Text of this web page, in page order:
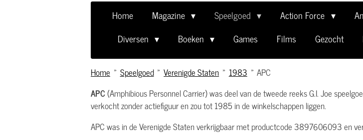
Home Magazine Speelgoed Action Force
Diversen
Boeken Games Films Gezocht
Home » Speelgoed » Verenigde Staten » 1983 » APC
APC(Amphibious Personnel Carrier) was deel van de tweede reeks G.I. Joe
verkocht zonder actiefiguur en zou tot 1985 in de winkelschappen liggen.
APC was in de Verenigde Staten verkrijgbaar met productcode 3897606093 en